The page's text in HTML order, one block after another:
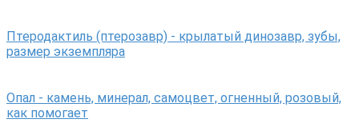
Птеродактиль (птерозавр) - крылатый динозавр, зубы,
размер экземпляра
Опал - камень, минерал, самоцвет, огненный, розовый,
как помогает